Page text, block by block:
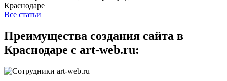
Все статьи
Преимущества создания сайта в
Краснодаре с art-web.ru: